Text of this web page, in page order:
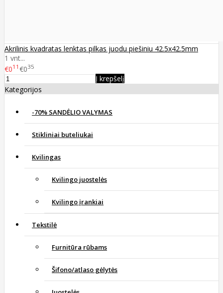
Akrilinis kvadratas lenktas pilkas juodu piešiniu 42.5x42.5mm
1 vnt...
€011 €035
Į krepšelį
Kategorijos
-70% SANDĖLIO VALYMAS
Stikliniai buteliukai
Kvilingas
Kvilingo juostelės
Kvilingo įrankiai
Tekstilė
Furnitūra rūbams
Šifono/atlaso gėlytės